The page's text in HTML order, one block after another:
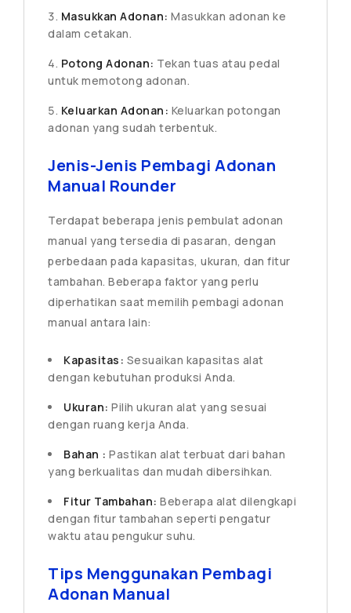
Masukkan Adonan: Masukkan adonan ke
dalam cetakan.
Potong Adonan: Tekan tuas atau pedal
untuk memotong adonan.
Keluarkan Adonan: Keluarkan potongan
adonan yang sudah terbentuk.
Jenis-Jenis Pembagi Adonan
Manual Rounder
Terdapat beberapa jenis pembulat adonan
manual yang tersedia di pasaran, dengan
perbedaan pada kapasitas, ukuran, dan fitur
tambahan. Beberapa faktor yang perlu
diperhatikan saat memilih pembagi adonan
manual antara lain:
Kapasitas: Sesuaikan kapasitas alat
dengan kebutuhan produksi Anda.
Ukuran: Pilih ukuran alat yang sesuai
dengan ruang kerja Anda.
Bahan : Pastikan alat terbuat dari bahan
yang berkualitas dan mudah dibersihkan.
Fitur Tambahan: Beberapa alat dilengkapi
dengan fitur tambahan seperti pengatur
waktu atau pengukur suhu.
Tips Menggunakan Pembagi
Adonan Manual